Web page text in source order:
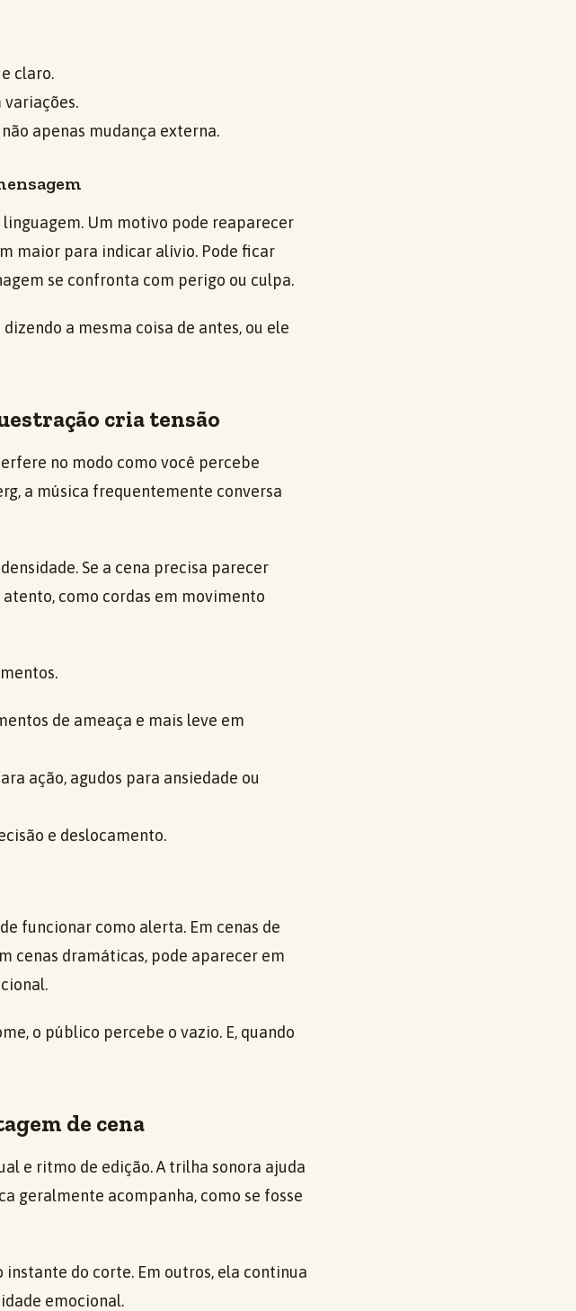
claro.
apenas mudança externa.
Um motivo pode reaparecer
maior para indicar alívio. Pode ficar
se confronta com perigo ou culpa.
a mesma coisa de antes, ou ele
cria tensão
no modo como você percebe
a música frequentemente conversa
Se a cena precisa parecer
como cordas em movimento
de ameaça e mais leve em
ação, agudos para ansiedade ou
e deslocamento.
funcionar como alerta. Em cenas de
cenas dramáticas, pode aparecer em
o público percebe o vazio. E, quando
de cena
e ritmo de edição. A trilha sonora ajuda
geralmente acompanha, como se fosse
do corte. Em outros, ela continua
emocional.